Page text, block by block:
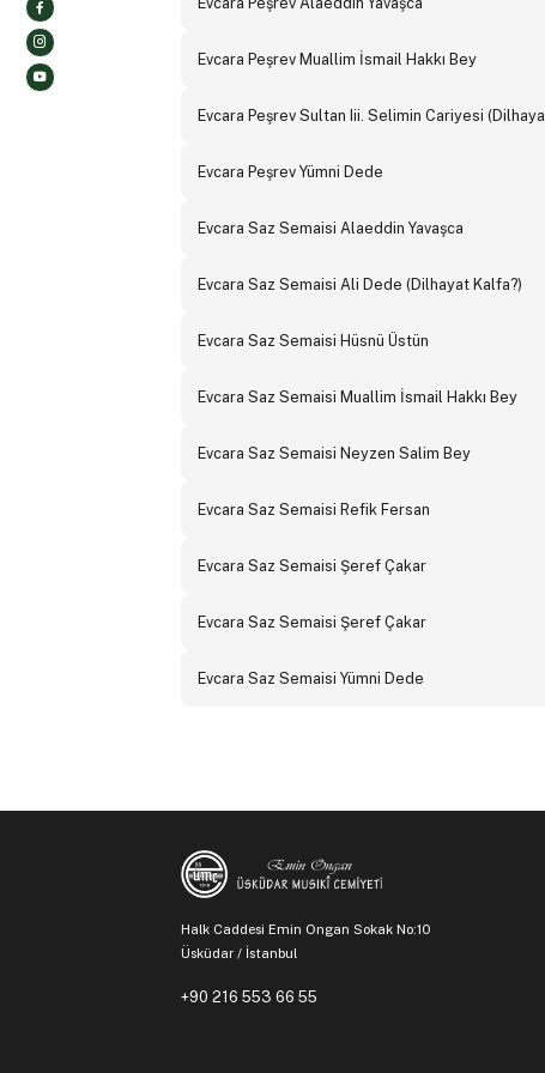
Evcara Peşrev Muallim İsmail Hakkı Bey
Evcara Peşrev Sultan Iii. Selimin Cariyesi
Evcara Peşrev Yümni Dede
Evcara Saz Semaisi Alaeddin Yavaşca
Evcara Saz Semaisi Ali Dede (Dilhayat Kalfa?)
Evcara Saz Semaisi Hüsnü Üstün
Evcara Saz Semaisi Muallim İsmail Hakkı Bey
Evcara Saz Semaisi Neyzen Salim Bey
Evcara Saz Semaisi Refik Fersan
Evcara Saz Semaisi Şeref Çakar
Evcara Saz Semaisi Şeref Çakar
Evcara Saz Semaisi Yümni Dede
Halk Caddesi Emin Ongan Sokak No:10
Üsküdar / İstanbul
+90 216 553 66 55